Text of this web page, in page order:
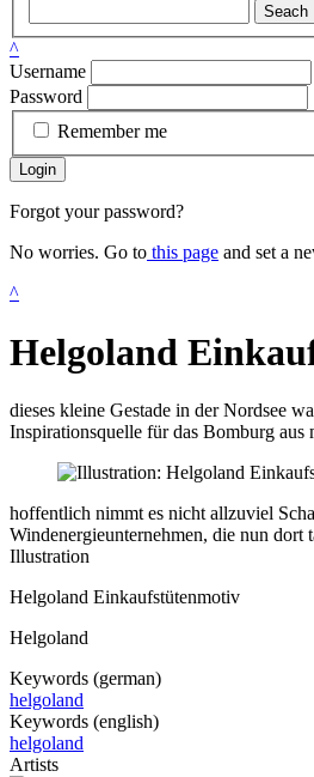
Seach
^
Username
Password
Remember me
Login
Forgot your password?
No worries. Go to this page and set a
^
Helgoland
dieses kleine Gestade in der Nordsee
Inspirationsquelle für das Bomburg aus
hoffentlich nimmt es nicht allzuviel
Windenergieunternehmen, die nun dort
Illustration
Helgoland Einkaufstütenmotiv
Helgoland
Keywords (german)
helgoland
Keywords (english)
helgoland
Artists